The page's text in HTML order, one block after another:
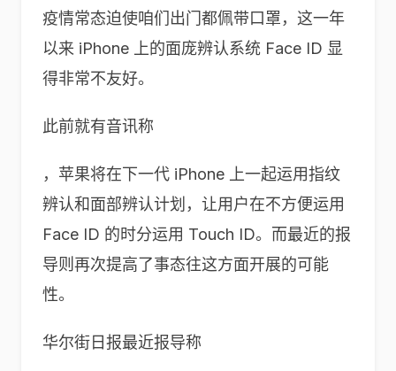
疫情常态迫使咱们出门都佩带口罩，这一年
以来 iPhone 上的面庞辨认系统 Face ID 显
得非常不友好。
此前就有音讯称
，苹果将在下一代 iPhone 上一起运用指纹
辨认和面部辨认计划，让用户在不方便运用
Face ID 的时分运用 Touch ID。而最近的报
导则再次提高了事态往这方面开展的可能
性。
华尔街日报最近报导称